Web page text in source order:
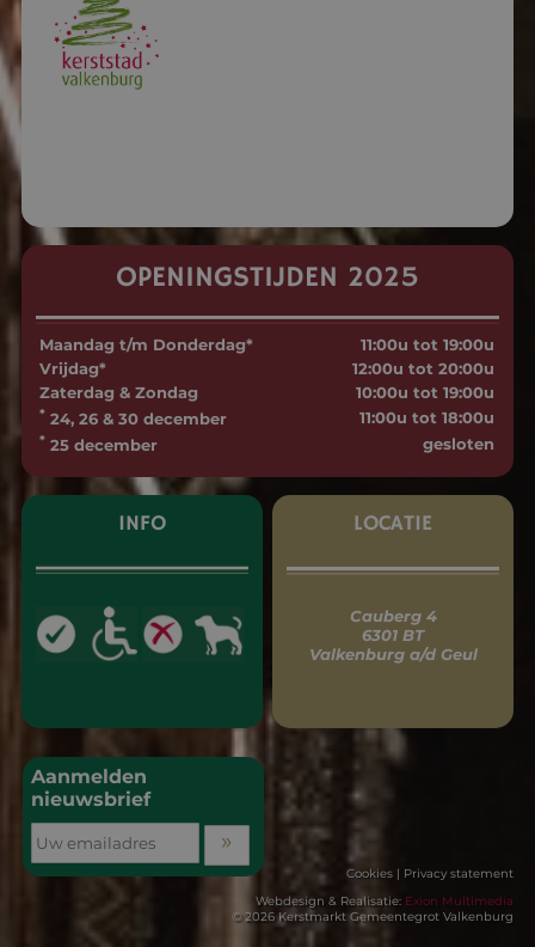
OPENINGSTIJDEN 2025
Maandag t/m Donderdag*
11:00u tot 19:00u
Vrijdag*
12:00u tot 20:00u
Zaterdag & Zondag
10:00u tot 19:00u
* 24, 26 & 30 december 11:00u tot 18:00u
* 25 december gesloten
INFO LOCATIE
Cauberg 4
6301 BT
Valkenburg a/d Geul
Cookies | Privacy statement
Webdesign & Realisatie: Exion Multimedia
© 2026 Kerstmarkt Gemeentegrot Valkenburg
Aanmelden
nieuwsbrief